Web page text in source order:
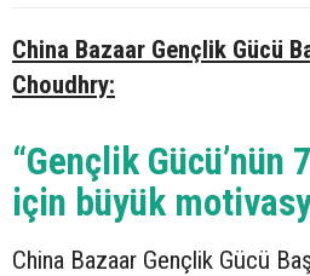
China Bazaar Gençlik Gücü
Choudhry:
“Gençlik Gücü’nün
için büyük
China Bazaar Gençlik Gücü